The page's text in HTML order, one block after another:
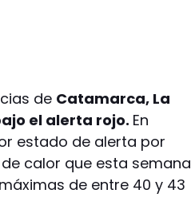
de Catamarca, La
el alerta rojo. En
estado de alerta por
calor que esta semana
de entre 40 y 43